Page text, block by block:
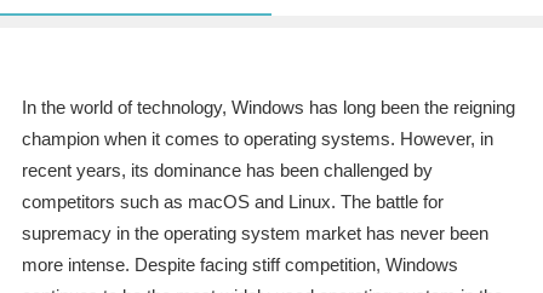
In the world of technology, Windows has long been the reigning
champion when it comes to operating systems. However, in
recent years, its dominance has been challenged by
competitors such as macOS and Linux. The battle for
supremacy in the operating system market has never been
more intense. Despite facing stiff competition, Windows